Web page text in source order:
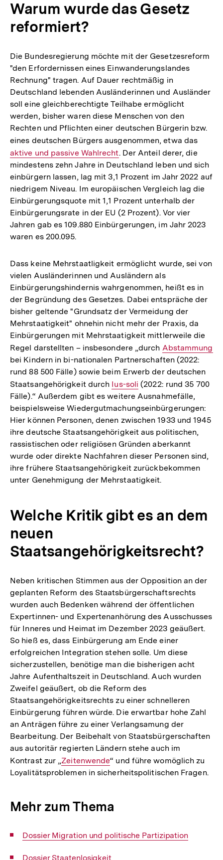
Warum wurde das Gesetz
reformiert?
Die Bundesregierung möchte mit der Gesetzesreform
"den Erfordernissen eines Einwanderungslandes
Rechnung" tragen. Auf Dauer rechtmäßig in
Deutschland lebenden Ausländerinnen und Ausländer
soll eine gleichberechtigte Teilhabe ermöglicht
werden, bisher waren diese Menschen von den
Rechten und Pflichten einer deutschen Bürgerin bzw.
eines deutschen Bürgers ausgenommen, etwa das
aktive und passive Wahlrecht. Der Anteil derer, die
mindestens zehn Jahre in Deutschland leben und sich
einbürgern lassen, lag mit 3,1 Prozent im Jahr 2022 auf
niedrigem Niveau. Im europäischen Vergleich lag die
Einbürgerungsquote mit 1,1 Prozent unterhalb der
Einbürgerungsrate in der EU (2 Prozent). Vor vier
Jahren gab es 109.880 Einbürgerungen, im Jahr 2023
waren es 200.095.
Dass keine Mehrstaatligkeit ermöglicht wurde, sei von
vielen Ausländerinnen und Ausländern als
Einbürgerungshindernis wahrgenommen, heißt es in
der Begründung des Gesetzes. Dabei entspräche der
bisher geltende "Grundsatz der Vermeidung der
Mehrstaatigkeit" ohnehin nicht mehr der Praxis, da
Einbürgerungen mit Mehrstaatigkeit mittlerweile die
Regel darstellten – insbesondere „durch Interner
Link:
Abstammung
bei Kindern in bi-nationalen Partnerschaften (2022:
rund 88 500 Fälle) sowie beim Erwerb der deutschen
Staatsangehörigkeit durch Interner
Link:
Ius-soli (2022: rund 35 700
Fälle).“ Außerdem gibt es weitere Ausnahmefälle,
beispielsweise Wiedergutmachungseinbürgerungen:
Hier können Personen, denen zwischen 1933 und 1945
ihre deutsche Staatsangehörigkeit aus politischen,
rassistischen oder religiösen Gründen aberkannt
wurde oder direkte Nachfahren dieser Personen sind,
ihre frühere Staatsangehörigkeit zurückbekommen
unter Genehmigung der Mehrstaatigkeit.
Welche Kritik gibt es an dem
neuen
Staatsangehörigkeitsrecht?
Neben kritischen Stimmen aus der Opposition an der
geplanten Reform des Staatsbürgerschaftsrechts
wurden auch Bedenken während der öffentlichen
Expertinnen- und Expertenanhörung des Ausschusses
für Inneres und Heimat im Dezember 2023 geäußert.
So hieß es, dass Einbürgerung am Ende einer
erfolgreichen Integration stehen solle. Um diese
sicherzustellen, benötige man die bisherigen acht
Jahre Aufenthaltszeit in Deutschland. Auch wurden
Zweifel geäußert, ob die Reform des
Staatsangehörigkeitsrechts zu einer schnelleren
Einbürgerung führen würde. Die erwartbar hohe Zahl
an Anträgen führe zu einer Verlangsamung der
Bearbeitung. Der Beibehalt von Staatsbürgerschaften
aus autoritär regierten Ländern stehe auch im
Kontrast zur „Interner
Link:
Zeitenwende“ und führe womöglich zu
Loyalitätsproblemen in sicherheitspolitischen Fragen.
Mehr zum Thema
Interner
Dossier Migration und politische Partizipation
Interner
Dossier Staatenlosigkeit